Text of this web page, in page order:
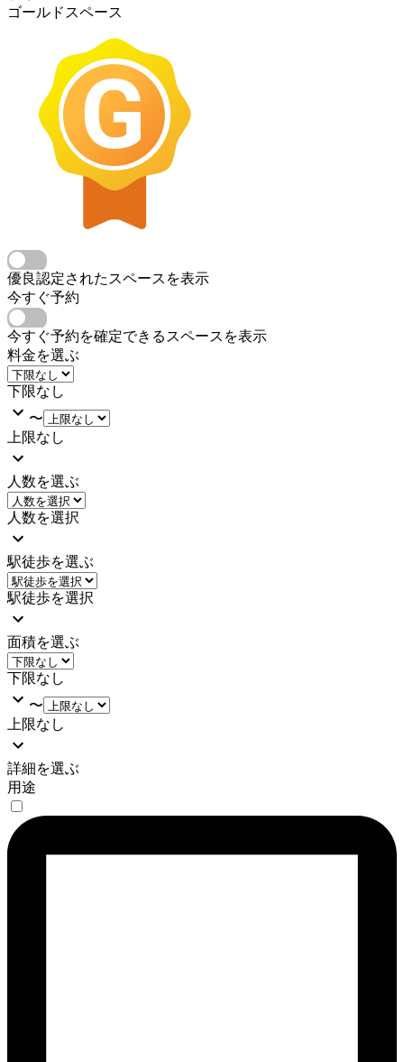
ゴールドスペース
優良認定されたスペースを表示
今すぐ予約
今すぐ予約を確定できるスペースを表示
料金を選ぶ
下限なし
〜
上限なし
人数を選ぶ
人数を選択
駅徒歩を選ぶ
駅徒歩を選択
面積を選ぶ
下限なし
〜
上限なし
詳細を選ぶ
用途